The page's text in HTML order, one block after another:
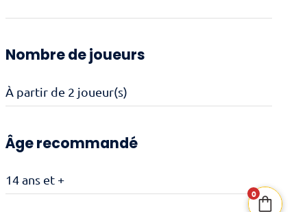
Nombre de joueurs
À partir de 2 joueur(s)
Âge recommandé
14 ans et +
0